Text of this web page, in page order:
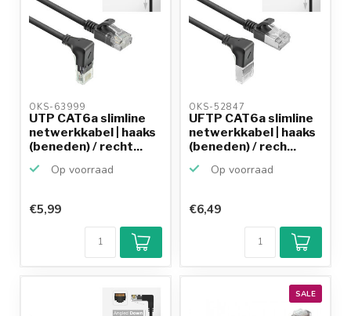
OKS-63999
UTP CAT6a slimline
netwerkkabel | haaks
(beneden) / recht...
Op voorraad
€5,99
OKS-52847
UFTP CAT6a slimline
netwerkkabel | haaks
(beneden) / rech...
Op voorraad
€6,49
SALE